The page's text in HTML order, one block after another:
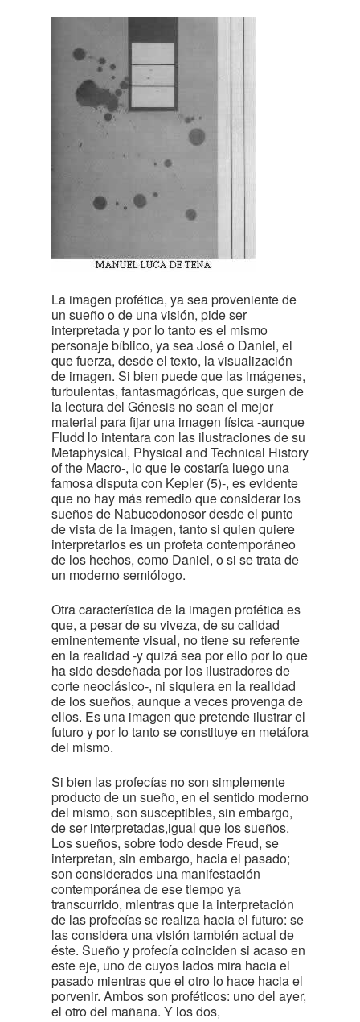
La imagen profética, ya sea proveniente de
un sueño o de una visión, pide ser
interpretada y por lo tanto es el mismo
personaje bíblico, ya sea José o Daniel, el
que fuerza, desde el texto, la visualización
de imagen. Si bien puede que las imágenes,
turbulentas, fantasmagóricas, que surgen de
la lectura del Génesis no sean el mejor
material para fijar una imagen física -aunque
Fludd lo intentara con las ilustraciones de su
Metaphysical, Physical and Technical History
of the Macro-, lo que le costaría luego una
famosa disputa con Kepler (5)-, es evidente
que no hay más remedio que considerar los
sueños de Nabucodonosor desde el punto
de vista de la imagen, tanto si quien quiere
interpretarlos es un profeta contemporáneo
de los hechos, como Daniel, o si se trata de
un moderno semiólogo.
Otra característica de la imagen profética es
que, a pesar de su viveza, de su calidad
eminentemente visual, no tiene su referente
en la realidad -y quizá sea por ello por lo que
ha sido desdeñada por los ilustradores de
corte neoclásico-, ni siquiera en la realidad
de los sueños, aunque a veces provenga de
ellos. Es una imagen que pretende ilustrar el
futuro y por lo tanto se constituye en metáfora
del mismo.
Si bien las profecías no son simplemente
producto de un sueño, en el sentido moderno
del mismo, son susceptibles, sin embargo,
de ser interpretadas,igual que los sueños.
Los sueños, sobre todo desde Freud, se
interpretan, sin embargo, hacia el pasado;
son considerados una manifestación
contemporánea de ese tiempo ya
transcurrido, mientras que la interpretación
de las profecías se realiza hacia el futuro: se
las considera una visión también actual de
éste. Sueño y profecía coinciden si acaso en
este eje, uno de cuyos lados mira hacia el
pasado mientras que el otro lo hace hacia el
porvenir. Ambos son proféticos: uno del ayer,
el otro del mañana. Y los dos,